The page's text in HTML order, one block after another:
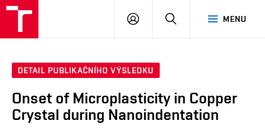
MENU
PŘIHLÁSIT
DETAIL PUBLIKAČNÍHO VÝSLEDKU
Onset of Microplasticity in Copper
Crystal during Nanoindentation